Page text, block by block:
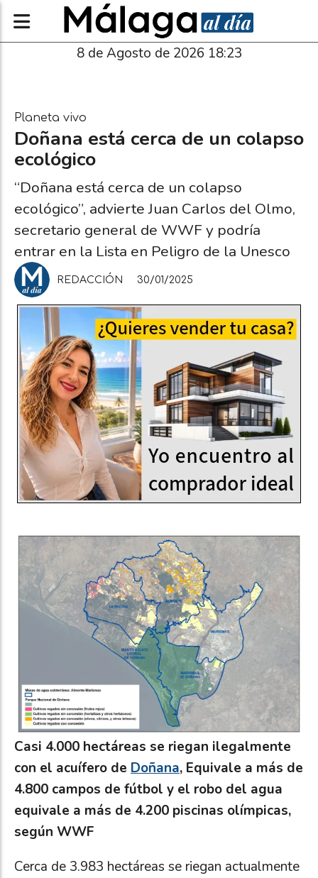
8 de Agosto de 2026 18:23
Doñana está cerca de un colapso
ecológico
“Doñana está cerca de un colapso
ecológico”, advierte Juan Carlos del Olmo,
secretario general de WWF y podría
entrar en la Lista en Peligro de la Unesco
Planeta vivo
30/01/2025
REDACCIÓN
Casi 4.000 hectáreas se riegan ilegalmente
con el acuífero de Doñana, Equivale a más de
4.800 campos de fútbol y el robo del agua
equivale a más de 4.200 piscinas olímpicas,
según WWF
Cerca de 3.983 hectáreas se riegan actualmente